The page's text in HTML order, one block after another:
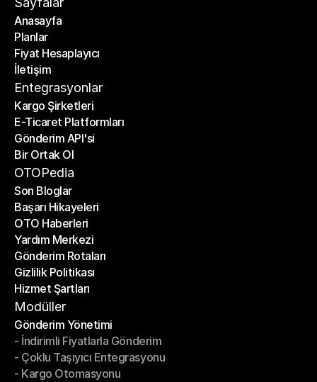
Anasayfa
Anasayfa
Planlar
Planlar
Fiyat Hesaplayıcı
Fiyat Hesaplayıcı
İletişim
İletişim
Entegrasyonlar
Kargo Şirketleri
Kargo Şirketleri
E-Ticaret Platformları
E-Ticaret Platformları
Gönderim API'si
Gönderim API'si
Bir Ortak Ol
Bir Ortak Ol
OTOPedia
Son Bloglar
Son Bloglar
Başarı Hikayeleri
Başarı Hikayeleri
OTO Haberleri
OTO Haberleri
Yardım Merkezi
Yardım Merkezi
Gönderim Rotaları
Gönderim Rotaları
Gizlilik Politikası
Gizlilik Politikası
Hizmet Şartları
Hizmet Şartları
Modüller
Gönderim Yönetimi
Gönderim Yönetimi
- İndirimli Fiyatlarla Gönderim
- İndirimli Fiyatlarla Gönderim
- Çoklu Taşıyıcı Entegrasyonu
- Çoklu Taşıyıcı Entegrasyonu
- Kargo Otomasyonu